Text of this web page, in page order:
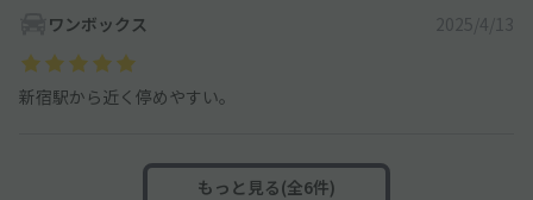
ワンボックス 2025/4/13
新宿駅から近く停めやすい。
もっと見る(全6件)